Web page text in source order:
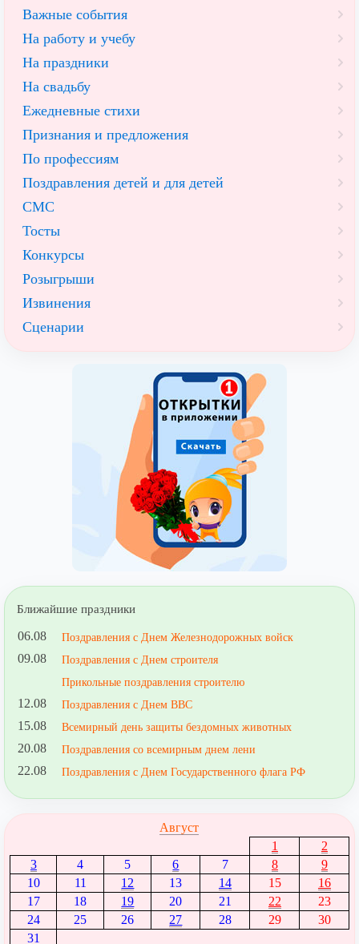
Важные события
На работу и учебу
На праздники
На свадьбу
Ежедневные стихи
Признания и предложения
По профессиям
Поздравления детей и для детей
СМС
Тосты
Конкурсы
Розыгрыши
Извинения
Сценарии
Ближайшие праздники
06.08 Поздравления с Днем Железнодорожных войск
09.08
Поздравления с Днем строителя
Прикольные поздравления строителю
12.08 Поздравления с Днем ВВС
15.08 Всемирный день защиты бездомных животных
20.08 Поздравления со всемирным днем лени
22.08 Поздравления с Днем Государственного флага РФ
Август
1
2
3
4 5 6 7 8
9
10
11 12 13 14 15
16
17
18 19 20 21 22
23
24
25 26 27 28 29
30
31